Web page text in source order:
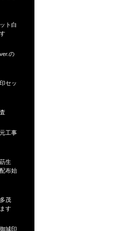
ト白
の
セッ
工事
生
布始
茂
す
城印